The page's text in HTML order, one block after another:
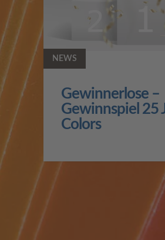
Gewinnerlose –
Gewinnspiel 25
Colors
NEWS